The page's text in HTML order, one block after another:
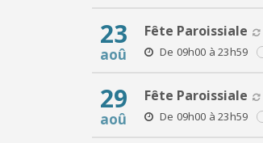
23
aoû
Fête Paroissiale
De 09h00 à 23h59
29
aoû
Fête Paroissiale
De 09h00 à 23h59